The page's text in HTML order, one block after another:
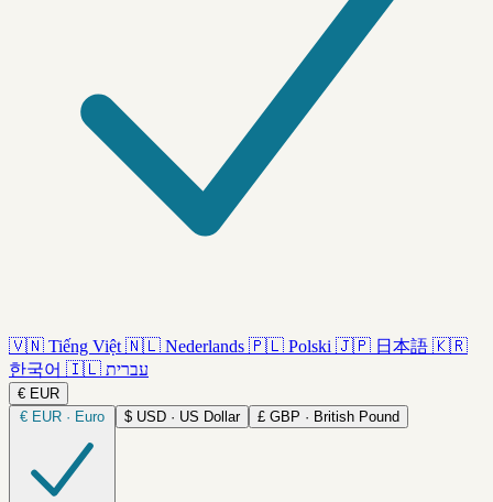
🇻🇳 Tiếng Việt 🇳🇱 Nederlands 🇵🇱 Polski 🇯🇵 日本語 🇰🇷
한국어 🇮🇱 עברית
€ EUR
€ EUR · Euro $ USD · US Dollar £ GBP · British Pound